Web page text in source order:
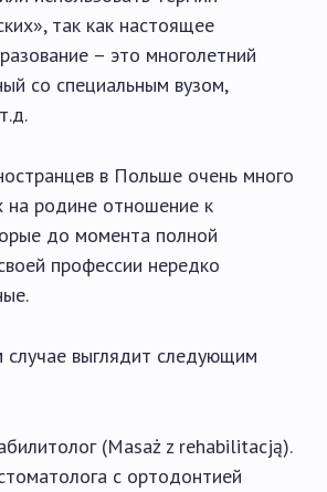
так как настоящее
– это многолетний
со специальным вузом,
в Польше очень много
родине отношение к
до момента полной
профессии нередко
выглядит следующим
(Masaż z rehabilitacją).
с ортодонтией